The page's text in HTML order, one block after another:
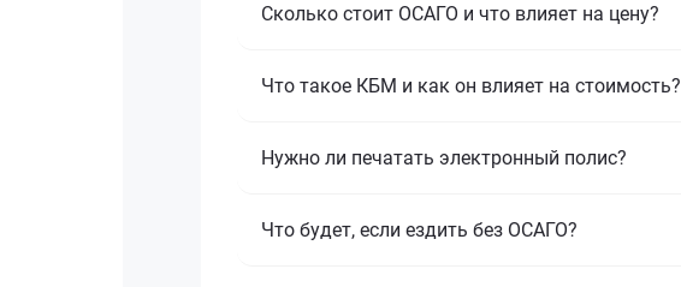
Сколько стоит ОСАГО и что влияет на цену?
Что такое КБМ и как он влияет на стоимость?
Нужно ли печатать электронный полис?
Что будет, если ездить без ОСАГО?